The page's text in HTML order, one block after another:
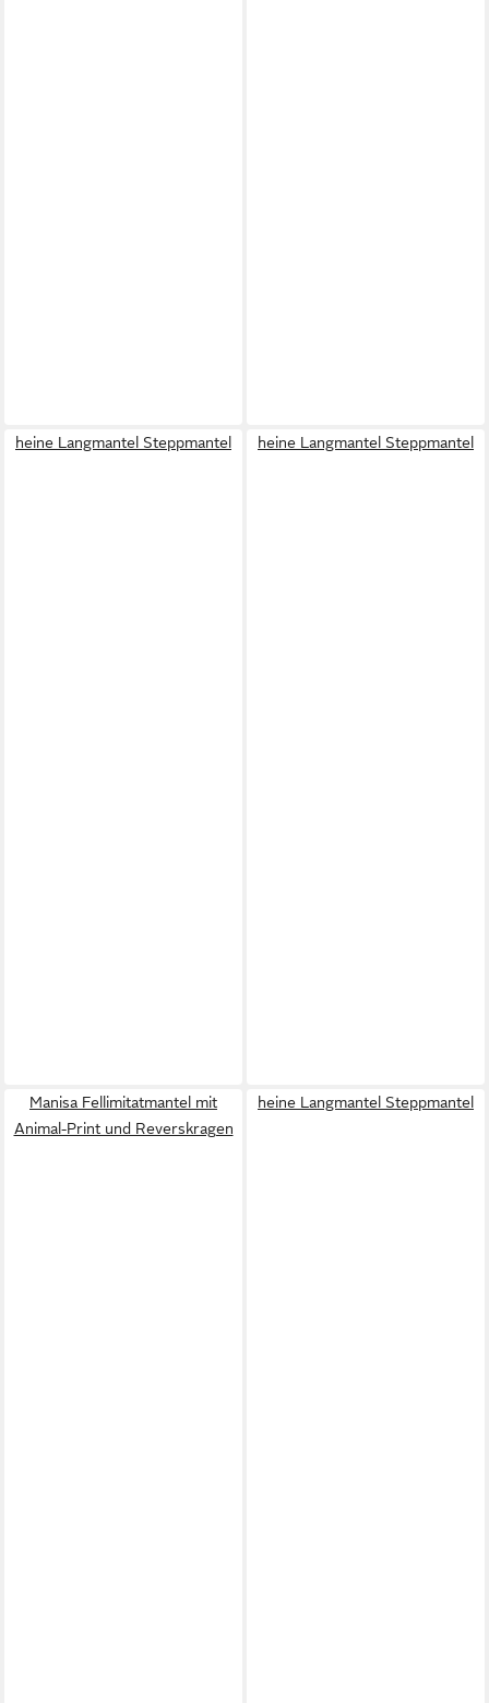
heine Langmantel Steppmantel heine Langmantel Steppmantel
Manisa Fellimitatmantel mit
Animal-Print und Reverskragen
heine Langmantel Steppmantel